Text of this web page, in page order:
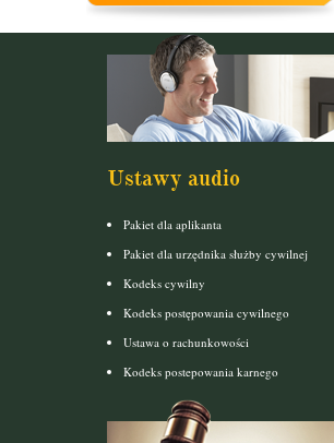
Ustawy audio
Pakiet dla aplikanta
Pakiet dla urzędnika służby cywilnej
Kodeks cywilny
Kodeks postępowania cywilnego
Ustawa o rachunkowości
Kodeks postepowania karnego